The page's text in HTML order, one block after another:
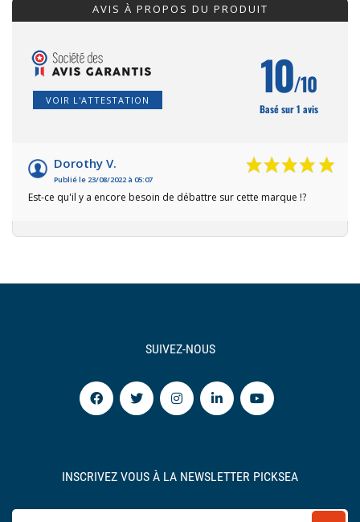
AVIS À PROPOS DU PRODUIT
VOIR L'ATTESTATION 10/10
Basé sur 1 avis
Dorothy V.
Publié le 23/08/2022 à 05:07
Est-ce qu'il y a encore besoin de débattre sur cette marque !?
SUIVEZ-NOUS
INSCRIVEZ VOUS À LA NEWSLETTER PICKSEA